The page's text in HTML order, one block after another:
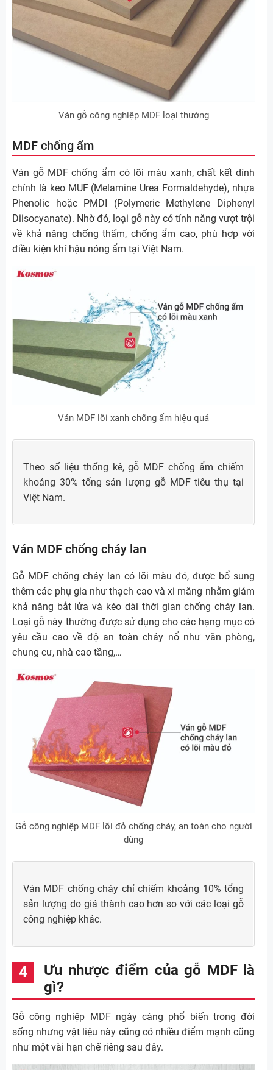
Ván gỗ công nghiệp MDF loại thường
MDF chống ẩm
Ván gỗ MDF chống ẩm có lõi màu xanh, chất kết dính
chính là keo MUF (Melamine Urea Formaldehyde), nhựa
Phenolic hoặc PMDI (Polymeric Methylene Diphenyl
Diisocyanate). Nhờ đó, loại gỗ này có tính năng vượt trội
về khả năng chống thấm, chống ẩm cao, phù hợp với
điều kiện khí hậu nóng ẩm tại Việt Nam.
Ván MDF lõi xanh chống ẩm hiệu quả
Theo số liệu thống kê, gỗ MDF chống ẩm chiếm
khoảng 30% tổng sản lượng gỗ MDF tiêu thụ tại
Việt Nam.
Ván MDF chống cháy lan
Gỗ MDF chống cháy lan có lõi màu đỏ, được bổ sung
thêm các phụ gia như thạch cao và xi măng nhằm giảm
khả năng bắt lửa và kéo dài thời gian chống cháy lan.
Loại gỗ này thường được sử dụng cho các hạng mục có
yêu cầu cao về độ an toàn cháy nổ như văn phòng,
chung cư, nhà cao tầng,…
Gỗ công nghiệp MDF lõi đỏ chống cháy, an toàn cho người
dùng
Ván MDF chống cháy chỉ chiếm khoảng 10% tổng
sản lượng do giá thành cao hơn so với các loại gỗ
công nghiệp khác.
Ưu nhược điểm của gỗ MDF là
gì?
Gỗ công nghiệp MDF ngày càng phổ biến trong đời
sống nhưng vật liệu này cũng có nhiều điểm mạnh cũng
như một vài hạn chế riêng sau đây.